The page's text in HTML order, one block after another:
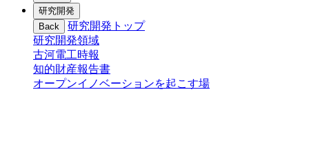
研究開発
Back
研究開発トップ
研究開発領域
古河電工時報
知的財産報告書
オープンイノベーションを起こす場